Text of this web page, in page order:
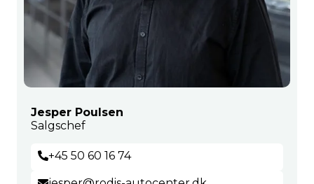
Jesper Poulsen
Salgschef
+45 50 60 16 74